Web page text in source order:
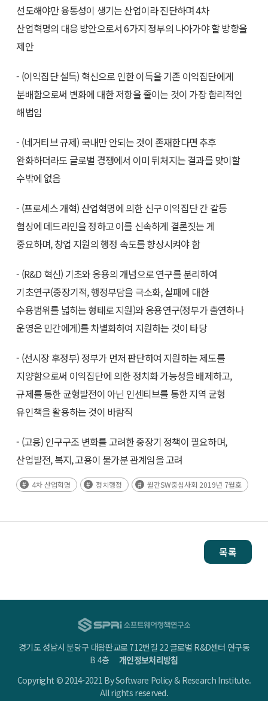
선도해야만 융통성이 생기는 산업이라 진단하며 4차
산업혁명의 대응 방안으로서 6가지 정부의 나아가야 할 방향을
제안
- (이익집단 설득) 혁신으로 인한 이득을 기존 이익집단에게
분배함으로써 변화에 대한 저항을 줄이는 것이 가장 합리적인
해법임
- (네거티브 규제) 국내만 안되는 것이 존재한다면 추후
완화하더라도 글로벌 경쟁에서 이미 뒤처지는 결과를 맞이할
수밖에 없음
- (프로세스 개혁) 산업혁명에 의한 신구 이익집단 간 갈등
협상에 데드라인을 정하고 이를 신속하게 결론짓는 게
중요하며, 창업 지원의 행정 속도를 향상시켜야 함
- (R&D 혁신) 기초와 응용의 개념으로 연구를 분리하여
기초연구(중장기적, 행정부담을 극소화, 실패에 대한
수용범위를 넓히는 형태로 지원)와 응용연구(정부가 출연하나
운영은 민간에게)를 차별화하여 지원하는 것이 타당
- (선시장 후정부) 정부가 먼저 판단하여 지원하는 제도를
지양함으로써 이익집단에 의한 정치화 가능성을 배제하고,
규제를 통한 균형발전이 아닌 인센티브를 통한 지역 균형
유인책을 활용하는 것이 바람직
- (고용) 인구구조 변화를 고려한 중장기 정책이 필요하며,
산업발전, 복지, 고용이 불가분 관계임을 고려
4차 산업혁명 정치행정 월간SW중심사회 2019년 7월호
목록
경기도 성남시 분당구 대왕판교로 712번길 22 글로벌 R&D센터 연구동
B 4층개인정보처리방침
Copyright © 2014-2021 By Software Policy & Research Institute.
All rights reserved.